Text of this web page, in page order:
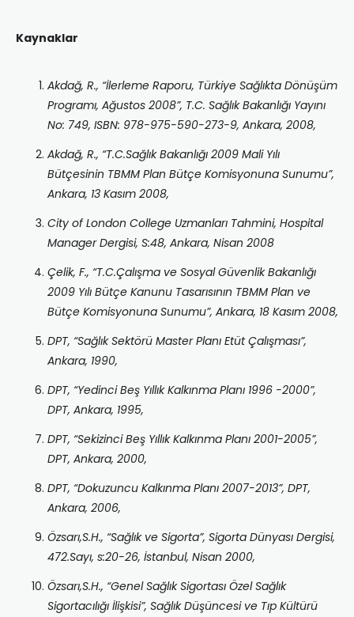
Kaynaklar
Akdağ, R., “İlerleme Raporu, Türkiye Sağlıkta Dönüşüm
Programı, Ağustos 2008”, T.C. Sağlık Bakanlığı Yayını
No: 749, ISBN: 978-975-590-273-9, Ankara, 2008,
Akdağ, R., “T.C.Sağlık Bakanlığı 2009 Mali Yılı
Bütçesinin TBMM Plan Bütçe Komisyonuna Sunumu”,
Ankara, 13 Kasım 2008,
City of London College Uzmanları Tahmini, Hospital
Manager Dergisi, S:48, Ankara, Nisan 2008
Çelik, F., “T.C.Çalışma ve Sosyal Güvenlik Bakanlığı
2009 Yılı Bütçe Kanunu Tasarısının TBMM Plan ve
Bütçe Komisyonuna Sunumu”, Ankara, 18 Kasım 2008,
DPT, “Sağlık Sektörü Master Planı Etüt Çalışması”,
Ankara, 1990,
DPT, “Yedinci Beş Yıllık Kalkınma Planı 1996 -2000”,
DPT, Ankara, 1995,
DPT, “Sekizinci Beş Yıllık Kalkınma Planı 2001-2005”,
DPT, Ankara, 2000,
DPT, “Dokuzuncu Kalkınma Planı 2007-2013”, DPT,
Ankara, 2006,
Özsarı,S.H., “Sağlık ve Sigorta”, Sigorta Dünyası Dergisi,
472.Sayı, s:20-26, İstanbul, Nisan 2000,
Özsarı,S.H., “Genel Sağlık Sigortası Özel Sağlık
Sigortacılığı İlişkisi”, Sağlık Düşüncesi ve Tıp Kültürü